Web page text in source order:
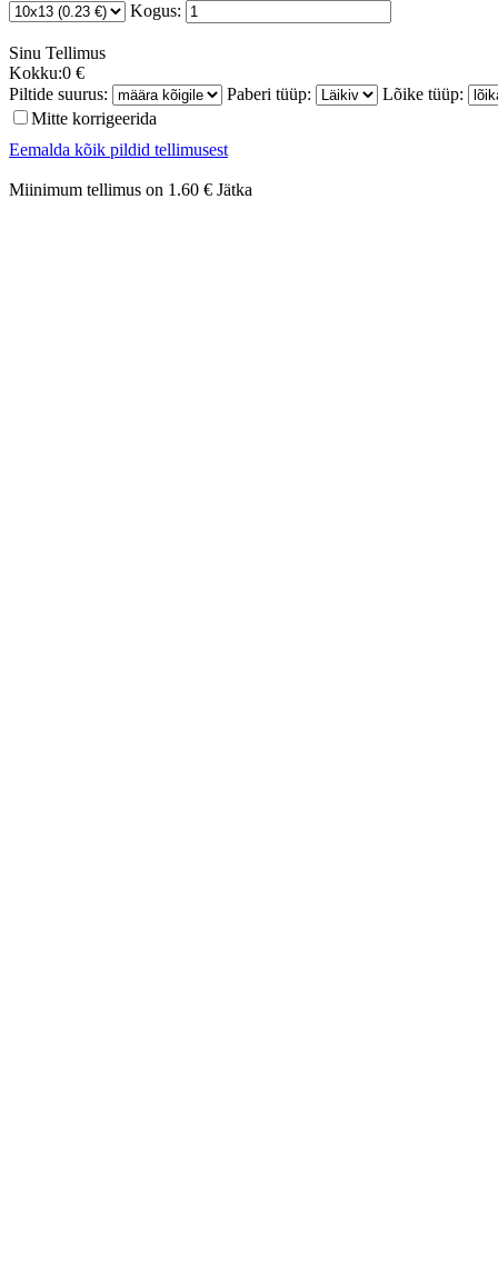
Kogus:
Sinu Tellimus
Kokku:0 €
Piltide suurus:
Paberi tüüp:
Lõike tüüp:
Mitte korrigeerida
Eemalda kõik pildid tellimusest
Miinimum tellimus on 1.60 € Jätka